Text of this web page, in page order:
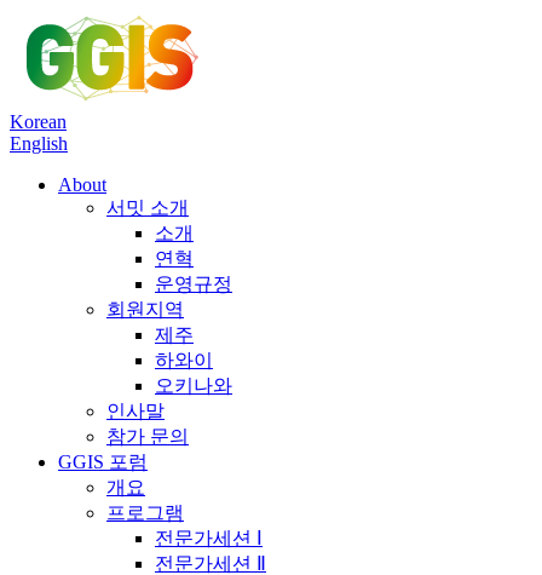
Korean
English
About
서밋 소개
소개
연혁
운영규정
회원지역
제주
하와이
오키나와
인사말
참가 문의
GGIS 포럼
개요
프로그램
전문가세션 Ⅰ
전문가세션 Ⅱ